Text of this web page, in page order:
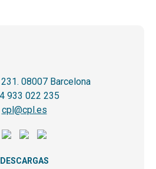
08007 Barcelona
933 022 235
cpl@cpl.es
DESCARGAS